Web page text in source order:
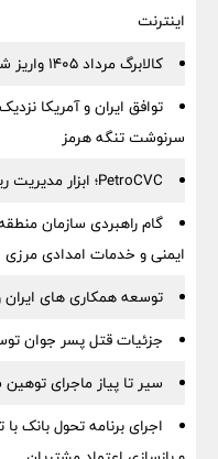
اینترنت
کالابرگ مرداد ۱۴۰۵ واریز شد + جدول زمان و مبلغ کالابرگ
توافق ایران و آمریکا
سرنوشت تنگه هرمز
PetroCVC؛ ابزار مدیریت ریسک فناوری برای هلدینگ
گام راهبردی سازمان
ایمنی و خدمات امدادی مرزی
توسعه همکاری های
جزئیات قتل پسر جوان
سیر تا پیاز ماجرای
اجرای برنامه تحول بانک با